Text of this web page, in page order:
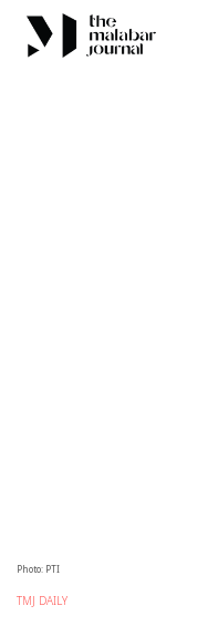
Photo: PTI
TMJ DAILY